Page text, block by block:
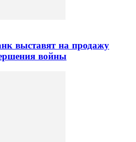
выставят на продажу
войны